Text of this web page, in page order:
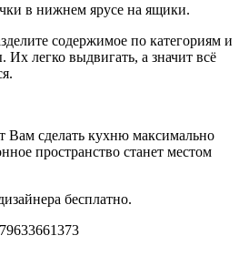
в нижнем ярусе на ящики.
содержимое по категориям и
Их легко выдвигать, а значит всё
Вам сделать кухню максимально
пространство станет местом
бесплатно.